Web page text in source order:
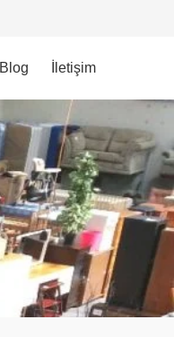
Blog İletişim